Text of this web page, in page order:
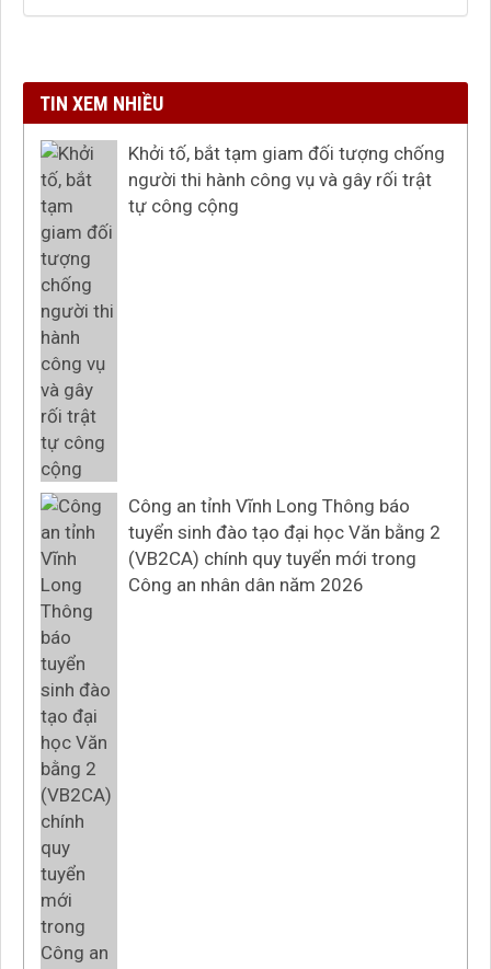
TIN XEM NHIỀU
Khởi tố, bắt tạm giam đối tượng chống
người thi hành công vụ và gây rối trật
tự công cộng
Công an tỉnh Vĩnh Long Thông báo
tuyển sinh đào tạo đại học Văn bằng 2
(VB2CA) chính quy tuyển mới trong
Công an nhân dân năm 2026